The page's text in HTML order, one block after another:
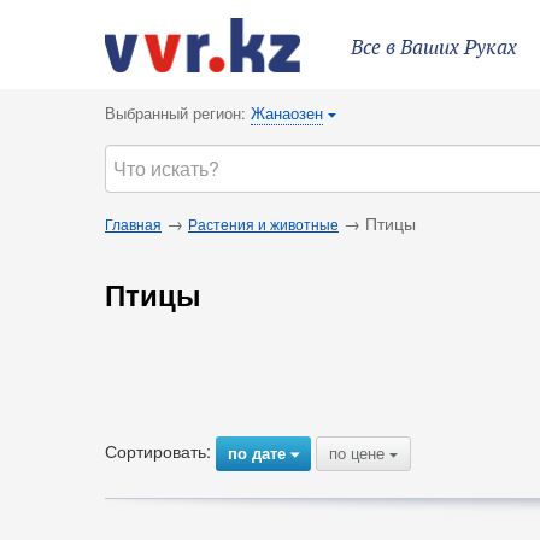
Все в Ваших Руках
Выбранный регион: Жанаозен {
Главная → Растения и животные → Птицы
Птицы
Сортировать: по дате{ по цене {